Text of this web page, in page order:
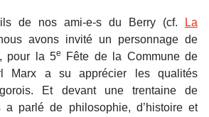
de nos ami-e-s du Berry (cf.
La
avons invité un personnage de
pour la 5e
Fête de la Commune de
Marx a su apprécier les qualités
Et devant une trentaine de
a parlé de philosophie, d’histoire et